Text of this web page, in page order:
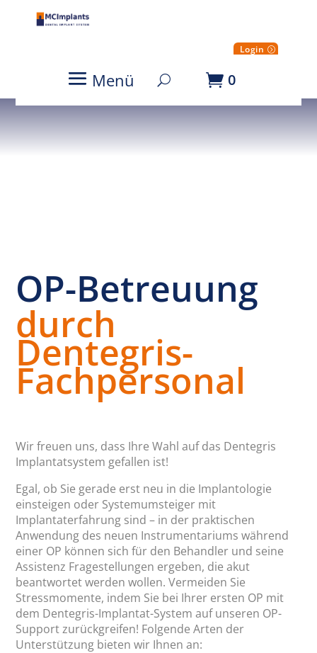
Login
Menü 0
OP-Betreuung
durch
Dentegris-
Fachpersonal
Wir freuen uns, dass Ihre Wahl auf das Dentegris
Implantatsystem gefallen ist!
Egal, ob Sie gerade erst neu in die Implantologie
einsteigen oder Systemumsteiger mit
Implantaterfahrung sind – in der praktischen
Anwendung des neuen Instrumentariums während
einer OP können sich für den Behandler und seine
Assistenz Fragestellungen ergeben, die akut
beantwortet werden wollen. Vermeiden Sie
Stressmomente, indem Sie bei Ihrer ersten OP mit
dem Dentegris-Implantat-System auf unseren OP-
Support zurückgreifen! Folgende Arten der
Unterstützung bieten wir Ihnen an: